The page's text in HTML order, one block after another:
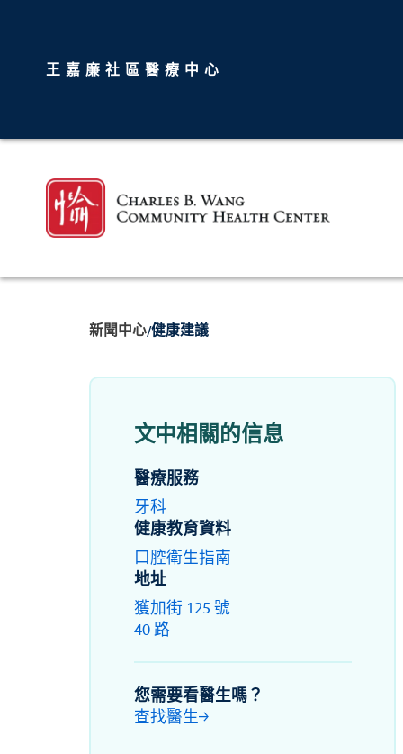
王嘉廉社區醫療中心
新聞中心/健康建議
文中相關的信息
醫療服務
牙科
健康教育資料
口腔衛生指南
地址
獲加街 125 號
40 路
您需要看醫生嗎？
查找醫生